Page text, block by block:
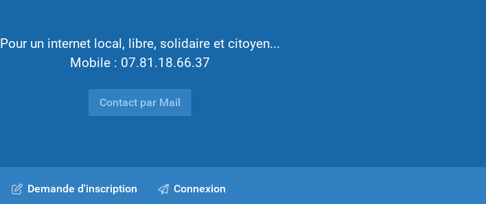
Pour un internet local, libre, solidaire et citoyen...
Mobile : 07.81.18.66.37
Contact par Mail
Demande d'inscription Connexion